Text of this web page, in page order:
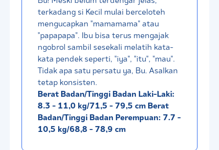
terkadang si Kecil mulai berceloteh
mengucapkan "mamamama" atau
"papapapa". Ibu bisa terus mengajak
ngobrol sambil sesekali melatih kata-
kata pendek seperti, "iya", "itu", "mau".
Tidak apa satu persatu ya, Bu. Asalkan
tetap konsisten.
Berat Badan/Tinggi Badan Laki-Laki:
8.3 - 11,0 kg/71,5 - 79,5 cm Berat
Badan/Tinggi Badan Perempuan: 7.7 -
10,5 kg/68,8 - 78,9 cm